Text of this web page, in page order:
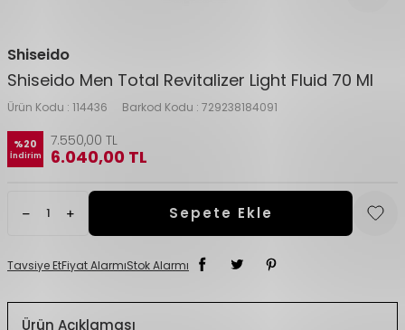
Shiseido
Shiseido Men Total Revitalizer Light Fluid 70 Ml
Ürün Kodu : 114436 Barkod Kodu : 729238184091
%20
İndirim
7.550,00 TL
6.040,00 TL
Sepete Ekle
Tavsiye EtFiyat AlarmıStok Alarmı
Ürün Açıklaması